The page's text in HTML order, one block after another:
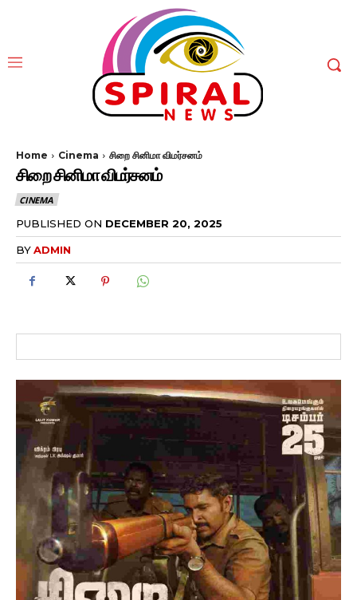
Home Cinema சிறை சினிமா விமர்சனம்
சிறை சினிமா விமர்சனம்
CINEMA
PUBLISHED ON DECEMBER 20, 2025
BYADMIN